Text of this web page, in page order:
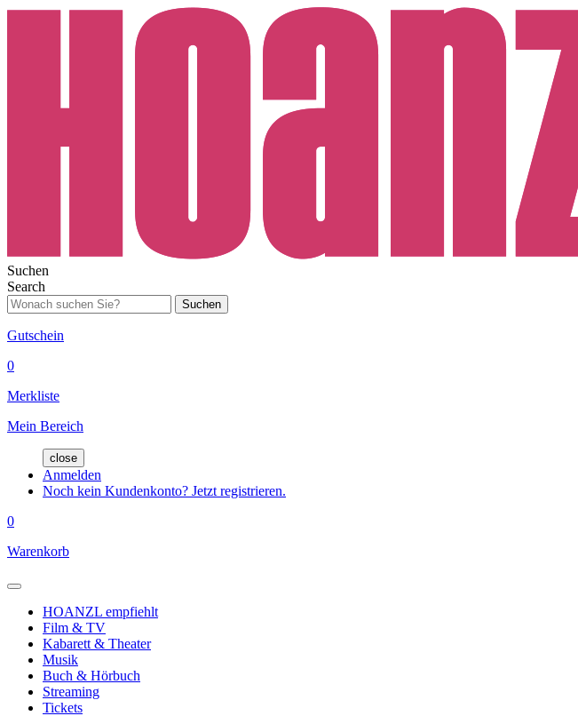
Suchen
Search
Suchen
Gutschein
0
Merkliste
Mein Bereich
close
Anmelden
Noch kein Kundenkonto? Jetzt registrieren.
0
Warenkorb
HOANZL empfiehlt
Film & TV
Kabarett & Theater
Musik
Buch & Hörbuch
Streaming
Tickets